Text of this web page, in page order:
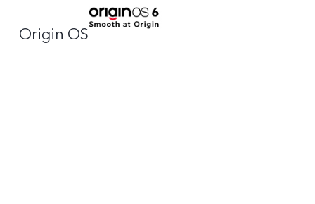
Origin OS